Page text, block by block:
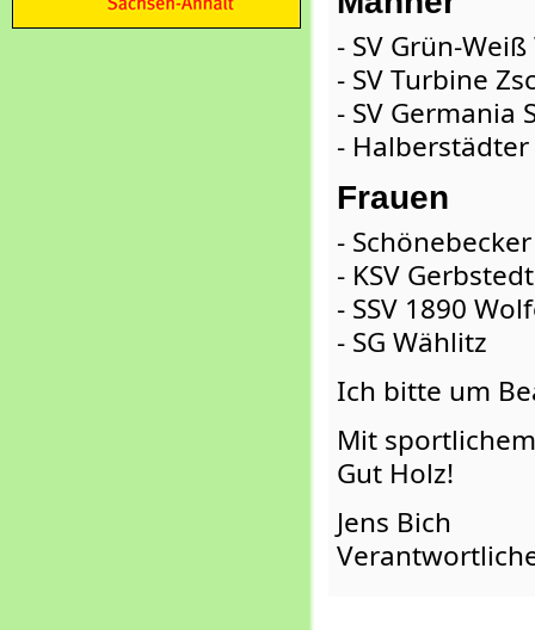
- SV Grün-
- SV Turbine
- SV Germania
- Halberstädter
Frauen
-
- KSV Gerbstedt
- SSV 1890
- SG Wählitz
Ich bitte um
Mit
Gut Holz!
Jens Bich